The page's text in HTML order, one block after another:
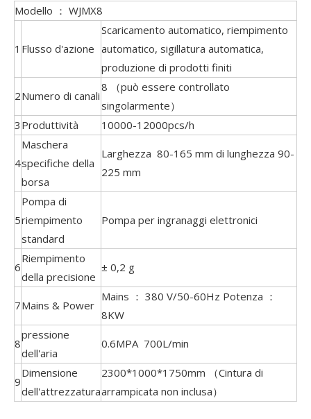
Modello ： WJMX8
1 Flusso d'azione
Scaricamento automatico, riempimento
automatico, sigillatura automatica,
produzione di prodotti finiti
2Numero di canali
8 （può essere controllato
singolarmente）
3 Produttività 10000-12000pcs/h
4
Maschera
specifiche della
borsa
Larghezza 80-165 mm di lunghezza 90-
225 mm
5
Pompa di
riempimento
standard
Pompa per ingranaggi elettronici
6
Riempimento
della precisione
± 0,2 g
7Mains & Power
Mains ： 380 V/50-60Hz Potenza ：
8KW
8
pressione
dell'aria
0.6MPA 700L/min
9
Dimensione
dell'attrezzatura
2300*1000*1750mm （Cintura di
arrampicata non inclusa）